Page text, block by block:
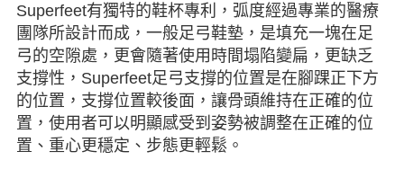
Superfeet有獨特的鞋杯專利，弧度經過專業的醫療
團隊所設計而成，一般足弓鞋墊，是填充一塊在足
弓的空隙處，更會隨著使用時間塌陷變扁，更缺乏
支撐性，Superfeet足弓支撐的位置是在腳踝正下方
的位置，支撐位置較後面，讓骨頭維持在正確的位
置，使用者可以明顯感受到姿勢被調整在正確的位
置、重心更穩定、步態更輕鬆。